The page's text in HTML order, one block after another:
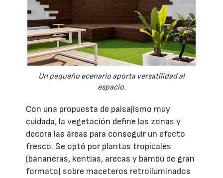
Un pequeño ecenario aporta versatilidad al
espacio.
Con una propuesta de paisajismo muy
cuidada, la vegetación define las zonas y
decora las áreas para conseguir un efecto
fresco. Se optó por plantas tropicales
(bananeras, kentias, arecas y bambú de gran
formato) sobre maceteros retroiluminados